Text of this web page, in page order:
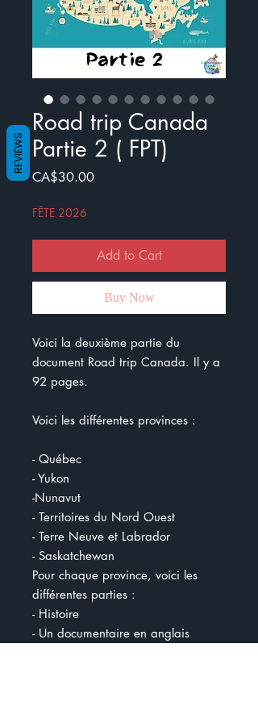
Road trip Canada
Partie 2 ( FPT)
CA$30.00Price
FÊTE 2026
Add to Cart
Buy Now
Voici la deuxième partie du
document Road trip Canada. Il y a
92 pages.
Voici les différentes provinces :
- Québec
- Yukon
-Nunavut
- Territoires du Nord Ouest
- Terre Neuve et Labrador
- Saskatchewan
Pour chaque province, voici les
différentes parties :
- Histoire
- Un documentaire en anglais
REVIEWS